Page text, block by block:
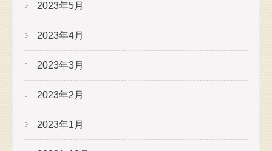
2023年5月
2023年4月
2023年3月
2023年2月
2023年1月